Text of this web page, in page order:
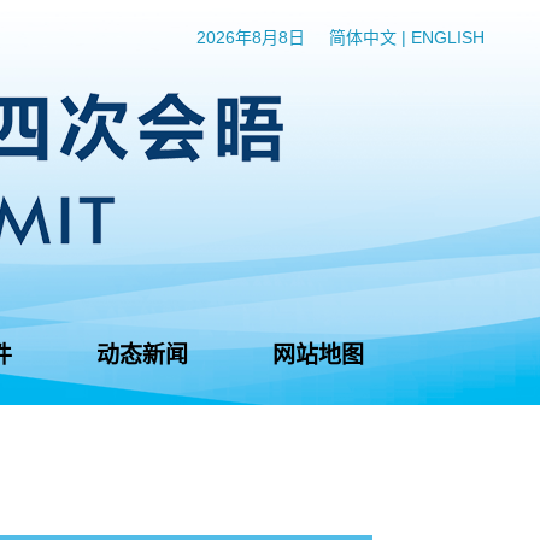
2026年8月8日 简体中文 | ENGLISH
动态新闻 网站地图